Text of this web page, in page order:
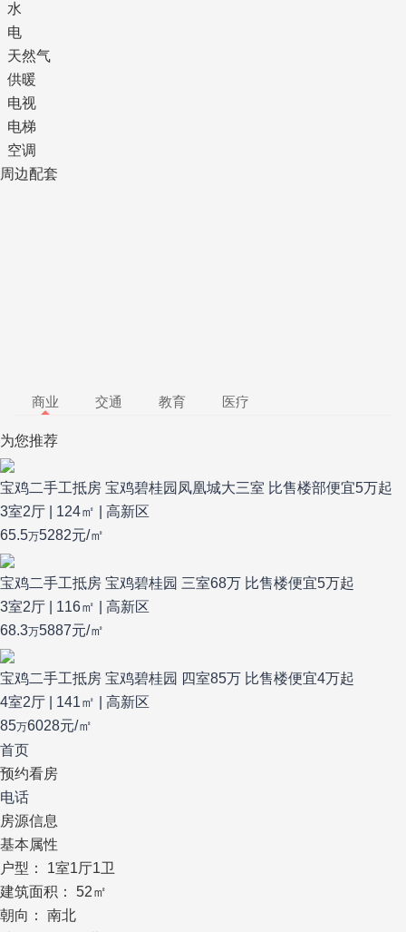
水
电
天然气
供暖
电视
电梯
空调
周边配套
商业 交通 教育 医疗
为您推荐
宝鸡二手工抵房 宝鸡碧桂园凤凰城大三室 比售楼部便宜5万起
3室2厅 | 124㎡ | 高新区
65.5万5282元/㎡
宝鸡二手工抵房 宝鸡碧桂园 三室68万 比售楼便宜5万起
3室2厅 | 116㎡ | 高新区
68.3万5887元/㎡
宝鸡二手工抵房 宝鸡碧桂园 四室85万 比售楼便宜4万起
4室2厅 | 141㎡ | 高新区
85万6028元/㎡
首页
预约看房
电话
房源信息
基本属性
户型：
1室1厅1卫
建筑面积：
52㎡
朝向：
南北